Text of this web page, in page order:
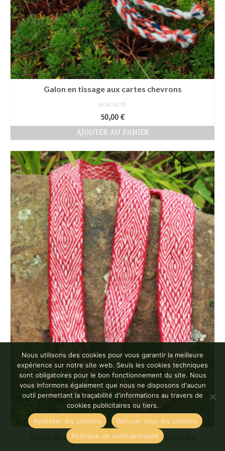
Galon en tissage aux cartes chevrons
NON NOTÉ
50,00 €
AJOUTER AU PANIER
Galon en tissage aux cartes inspiration Birka
Nous utilisons des cookies pour vous garantir la meilleure
expérience sur notre site web. Seuls les cookies techniques
sont obligatoires pour le bon fonctionnement du site. Nous
vous informons également que nous ne disposons d'aucun
outil permettant la traçabilité d'informations au travers de
cookies publicitaires ou tiers.
Accepter les cookies
Refuser tous les cookies
Politique de confidentialité